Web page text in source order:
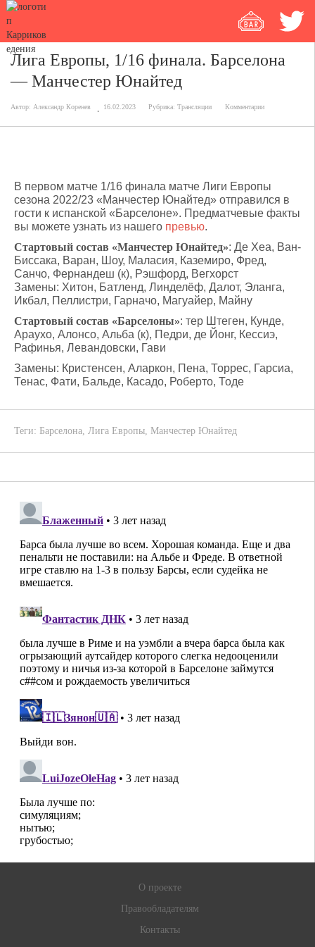
Лига Европы, 1/16 финала. Барселона
— Манчестер Юнайтед
Автор: Александр Коренев 16.02.2023 Рубрика: Трансляции Комментарии
В первом матче 1/16 финала матче Лиги Европы
сезона 2022/23 «Манчестер Юнайтед» отправился в
гости к испанской «Барселоне». Предматчевые факты
вы можете узнать из нашего превью.
Стартовый состав «Манчестер Юнайтед»: Де Хеа, Ван-
Биссака, Варан, Шоу, Маласия, Каземиро, Фред,
Санчо, Фернандеш (к), Рэшфорд, Вегхорст
Замены: Хитон, Батленд, Линделёф, Далот, Эланга,
Икбал, Пеллистри, Гарначо, Магуайер, Майну
Стартовый состав «Барселоны»: тер Штеген, Кунде,
Араухо, Алонсо, Альба (к), Педри, де Йонг, Кессиэ,
Рафинья, Левандовски, Гави
Замены: Кристенсен, Аларкон, Пена, Торрес, Гарсиа,
Тенас, Фати, Бальде, Касадо, Роберто, Тоде
Теги: Барселона, Лига Европы, Манчестер Юнайтед
О проекте
Правообладателям
Контакты